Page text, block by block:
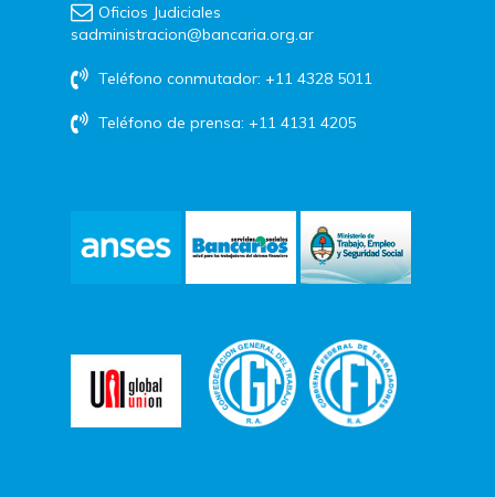
Oficios Judiciales
sadministracion@bancaria.org.ar
Teléfono conmutador: +11 4328 5011
Teléfono de prensa: +11 4131 4205